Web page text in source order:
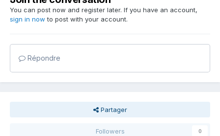
You can post now and register later. If you have an account,
sign in now to post with your account.
Répondre
Partager
Followers 0